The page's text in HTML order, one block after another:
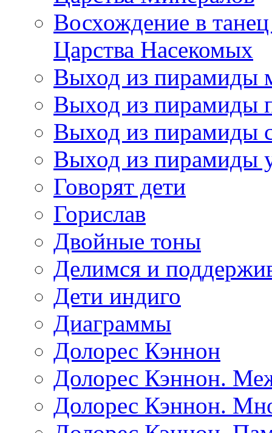
Восхождение в
Царства Насекомых
Выход из пирамиды
Выход из пирамиды
Выход из пирамиды
Выход из пирамиды
Говорят дети
Горислав
Двойные тоны
Делимся и
Дети индиго
Диаграммы
Долорес Кэннон
Долорес Кэннон.
Долорес Кэннон.